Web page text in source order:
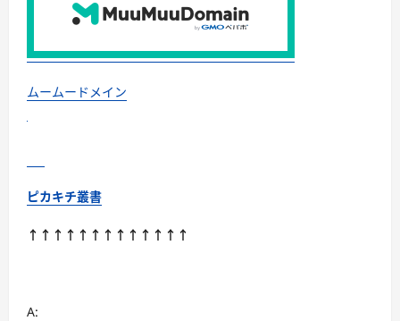
に
つ
て
さ
ムームードメイン
ピカキチ叢書
↑↑↑↑↑↑↑↑↑↑↑↑↑
A: